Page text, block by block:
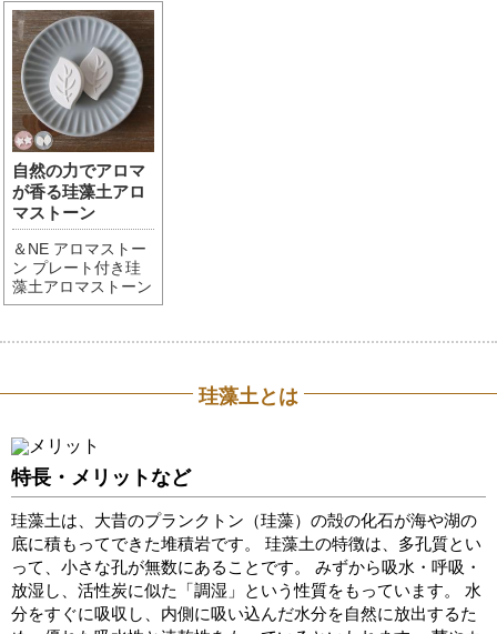
自然の力でアロマ
が香る珪藻土アロ
マストーン
＆NE アロマストー
ン プレート付き珪
藻土アロマストーン
珪藻土とは
特長・メリットなど
珪藻土は、大昔のプランクトン（珪藻）の殻の化石が海や湖の
底に積もってできた堆積岩です。
珪藻土の特徴は、多孔質とい
って、小さな孔が無数にあることです。
みずから吸水・呼吸・
放湿し、活性炭に似た「調湿」という性質をもっています。
水
分をすぐに吸収し、内側に吸い込んだ水分を自然に放出するた